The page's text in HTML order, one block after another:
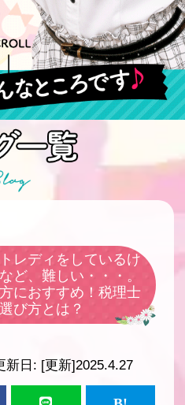
レディをしているけ
ど、難しい・・・。
におすすめ！税理士
び方とは？
新日: [更新]2025.4.27